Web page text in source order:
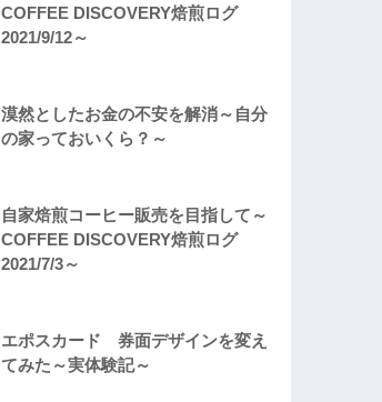
COFFEE DISCOVERY焙煎ログ
2021/9/12～
漠然としたお金の不安を解消～自分
の家っておいくら？～
自家焙煎コーヒー販売を目指して～
COFFEE DISCOVERY焙煎ログ
2021/7/3～
エポスカード 券面デザインを変え
てみた～実体験記～